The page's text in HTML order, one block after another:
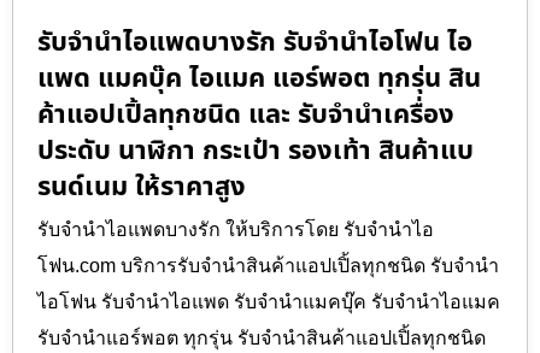
รับจำนำไอแพดบางรัก รับจำนำไอโฟน ไอ
แพด แมคบุ๊ค ไอแมค แอร์พอต ทุกรุ่น สิน
ค้าแอปเปิ้ลทุกชนิด และ รับจำนำเครื่อง
ประดับ นาฬิกา กระเป๋า รองเท้า สินค้าแบ
รนด์เนม ให้ราคาสูง
รับจำนำไอแพดบางรัก ให้บริการโดย รับจํานําไอ
โฟน.com บริการรับจำนำสินค้าแอปเปิ้ลทุกชนิด รับจำนำ
ไอโฟน รับจำนำไอแพด รับจำนำแมคบุ๊ค รับจำนำไอแมค
รับจำนำแอร์พอต ทุกรุ่น รับจำนำสินค้าแอปเปิ้ลทุกชนิด